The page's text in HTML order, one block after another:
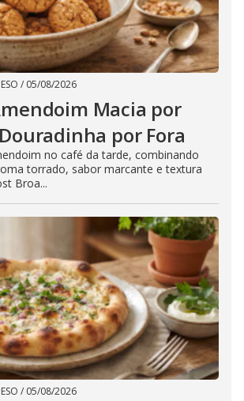
/ 05/08/2026
Macia por
por Fora
no café da tarde, combinando
torrado, sabor marcante e textura
Broa...
/ 05/08/2026